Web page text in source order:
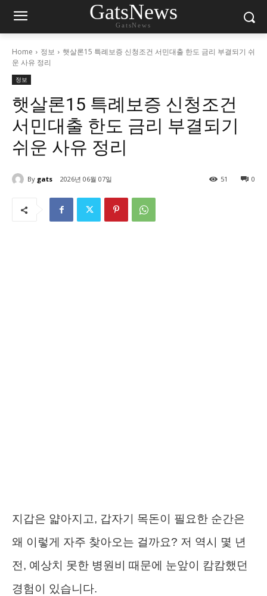
GatsNews
GatsNews
Home 정보
햇살론15 특례보증 신청조건 서민대출 한도 금리 부결되기 쉬
운 사유 정리
정보
햇살론15 특례보증 신청조건
서민대출 한도 금리 부결되기
쉬운 사유 정리
By gats 2026년 06월 07일 0
51
지갑은 얇아지고, 갑자기 목돈이 필요한 순간은
왜 이렇게 자주 찾아오는 걸까요? 저 역시 몇 년
전, 예상치 못한 병원비 때문에 눈앞이 캄캄했던
경험이 있습니다.